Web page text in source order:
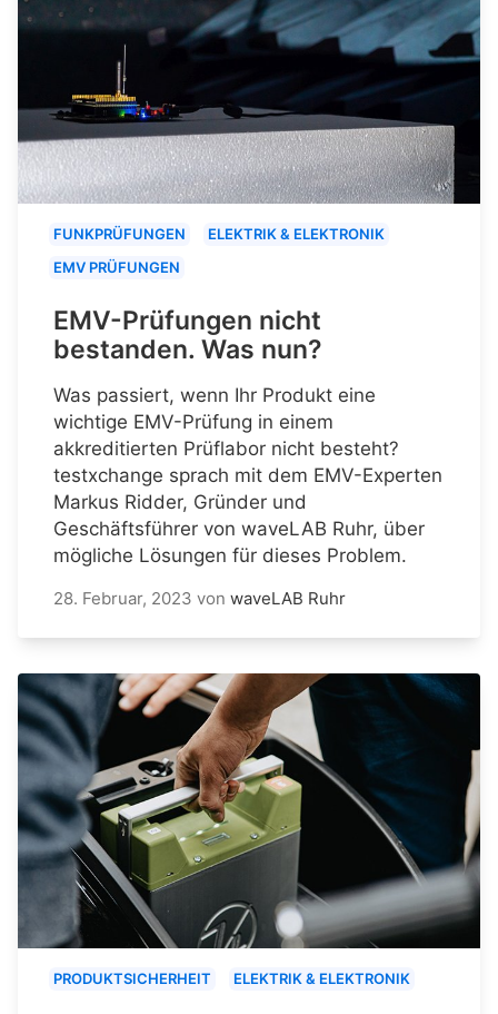
FUNKPRÜFUNGEN
ELEKTRIK & ELEKTRONIK
EMV PRÜFUNGEN
EMV-Prüfungen nicht
bestanden. Was nun?
Was passiert, wenn Ihr Produkt eine
wichtige EMV-Prüfung in einem
akkreditierten Prüflabor nicht besteht?
testxchange sprach mit dem EMV-Experten
Markus Ridder, Gründer und
Geschäftsführer von waveLAB Ruhr, über
mögliche Lösungen für dieses Problem.
28. Februar, 2023 von waveLAB Ruhr
PRODUKTSICHERHEIT ELEKTRIK & ELEKTRONIK